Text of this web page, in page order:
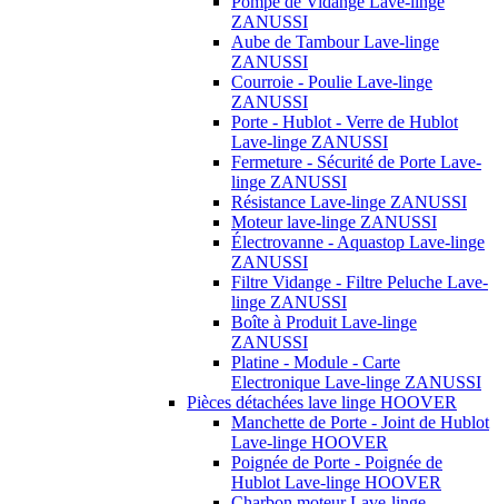
ZANUSSI
Aube de Tambour Lave-linge
ZANUSSI
Courroie - Poulie Lave-linge
ZANUSSI
Porte - Hublot - Verre de Hublot
Lave-linge ZANUSSI
Fermeture - Sécurité de Porte Lave-
linge ZANUSSI
Résistance Lave-linge ZANUSSI
Moteur lave-linge ZANUSSI
Électrovanne - Aquastop Lave-linge
ZANUSSI
Filtre Vidange - Filtre Peluche Lave-
linge ZANUSSI
Boîte à Produit Lave-linge
ZANUSSI
Platine - Module - Carte
Electronique Lave-linge ZANUSSI
Pièces détachées lave linge HOOVER
Manchette de Porte - Joint de Hublot
Lave-linge HOOVER
Poignée de Porte - Poignée de
Hublot Lave-linge HOOVER